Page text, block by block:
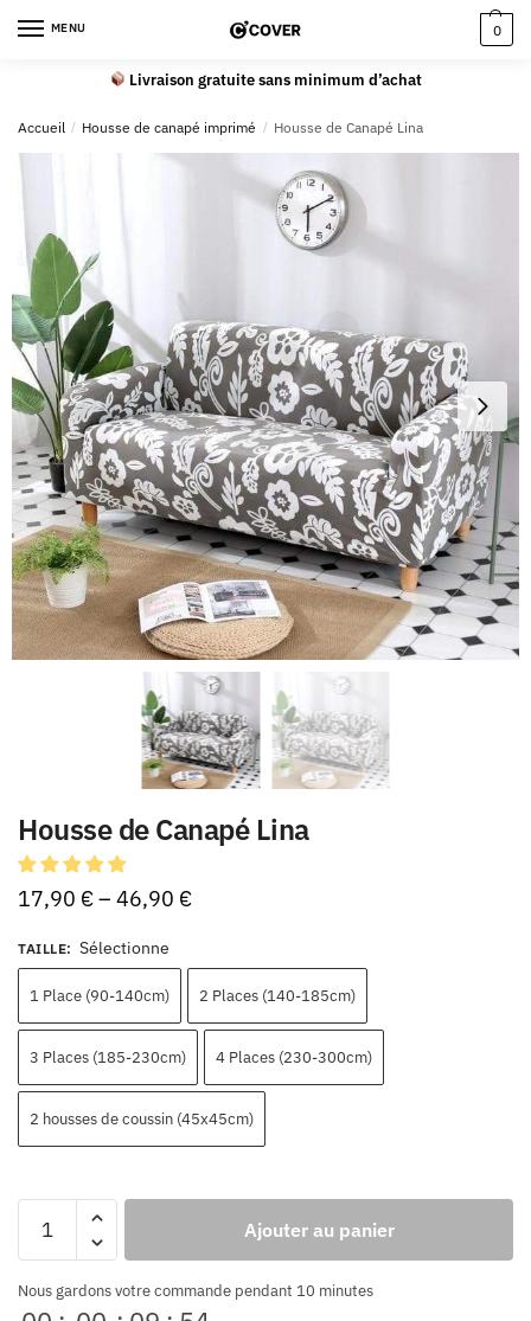
MENU 0
Livraison gratuite sans minimum d’achat
Accueil / Housse de canapé imprimé / Housse de Canapé Lina
Housse de Canapé Lina
17,90 €– 46,90 €
TAILLE: Sélectionne
1 Place (90-140cm) 2 Places (140-185cm)
3 Places (185-230cm) 4 Places (230-300cm)
2 housses de coussin (45x45cm)
Ajouter au panier
Nous gardons votre commande pendant 10 minutes